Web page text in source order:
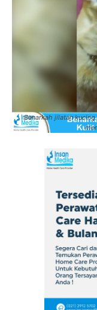
Benarkah jilatan